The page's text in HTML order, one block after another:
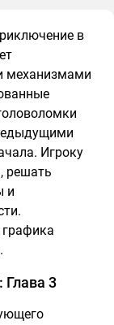
в
механизмами
Игроку
решать
и
3